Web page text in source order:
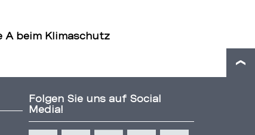
A beim Klimaschutz
Folgen Sie uns auf Social
Media!